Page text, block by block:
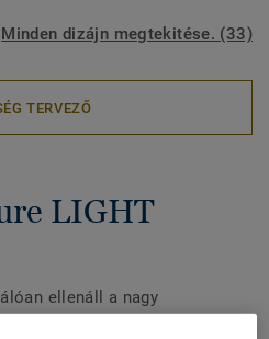
Minden dizájn megtekitése. (33)
TERVEZŐ
LIGHT
ellenáll a nagy